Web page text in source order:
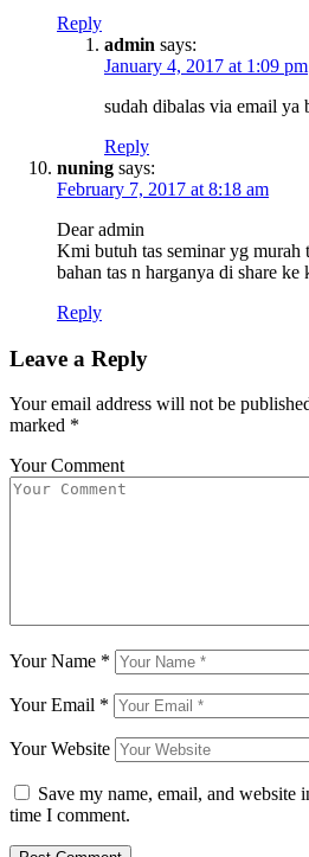
Reply
admin says:
January 4, 2017 at 1:09 pm
sudah dibalas via email ya
Reply
nuning says:
February 7, 2017 at 8:18 am
Dear admin
Kmi butuh tas seminar yg murah
bahan tas n harganya di share ke
Reply
Leave a Reply
Your email address will not be
marked *
Your Comment
Your Name *
Your Email *
Your Website
Save my name, email, and website
time I comment.